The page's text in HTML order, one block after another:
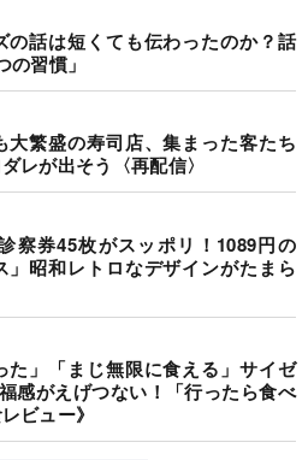
の話は短くても伝わったのか？話
習慣」
大繁盛の寿司店、集まった客たち
レが出そう〈再配信〉
察券45枚がスッポリ！1089円の
」昭和レトロなデザインがたまら
た」「まじ無限に食える」サイゼ
感がえげつない！「行ったら食べ
ビュー》